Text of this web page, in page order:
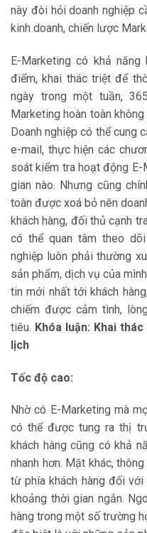
này đòi hỏi doanh nghiệp
kinh doanh, chiến lược
E-Marketing có khả
điểm, khai thác triệt để
ngày trong một tuần,
Marketing hoàn toàn
Doanh nghiệp có thể cung
e-mail, thực hiện các
soát kiểm tra hoạt động
gian nào. Nhưng cũng
toàn được xoá bỏ nên
khách hàng, đối thủ cạnh
có thể quan tâm theo
nghiệp luôn phải thường
sản phẩm, dịch vụ của
tin mới nhất tới khách
chiếm được cảm tình,
tiêu. Khóa luận: Khai
lịch
Tốc độ cao:
Nhờ có E-Marketing mà
có thể được tung ra thị
khách hàng cũng có khả
nhanh hơn. Mặt khác,
từ phía khách hàng đối với
khoảng thời gian ngắn.
hàng trong một số trường